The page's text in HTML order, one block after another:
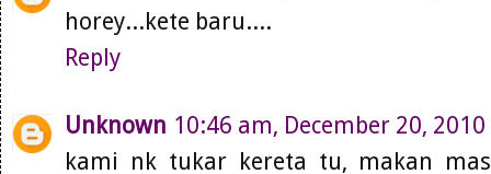
horey...kete baru....
Reply
Unknown 10:46 am, December 20, 2010
kami nk tukar kereta tu, makan